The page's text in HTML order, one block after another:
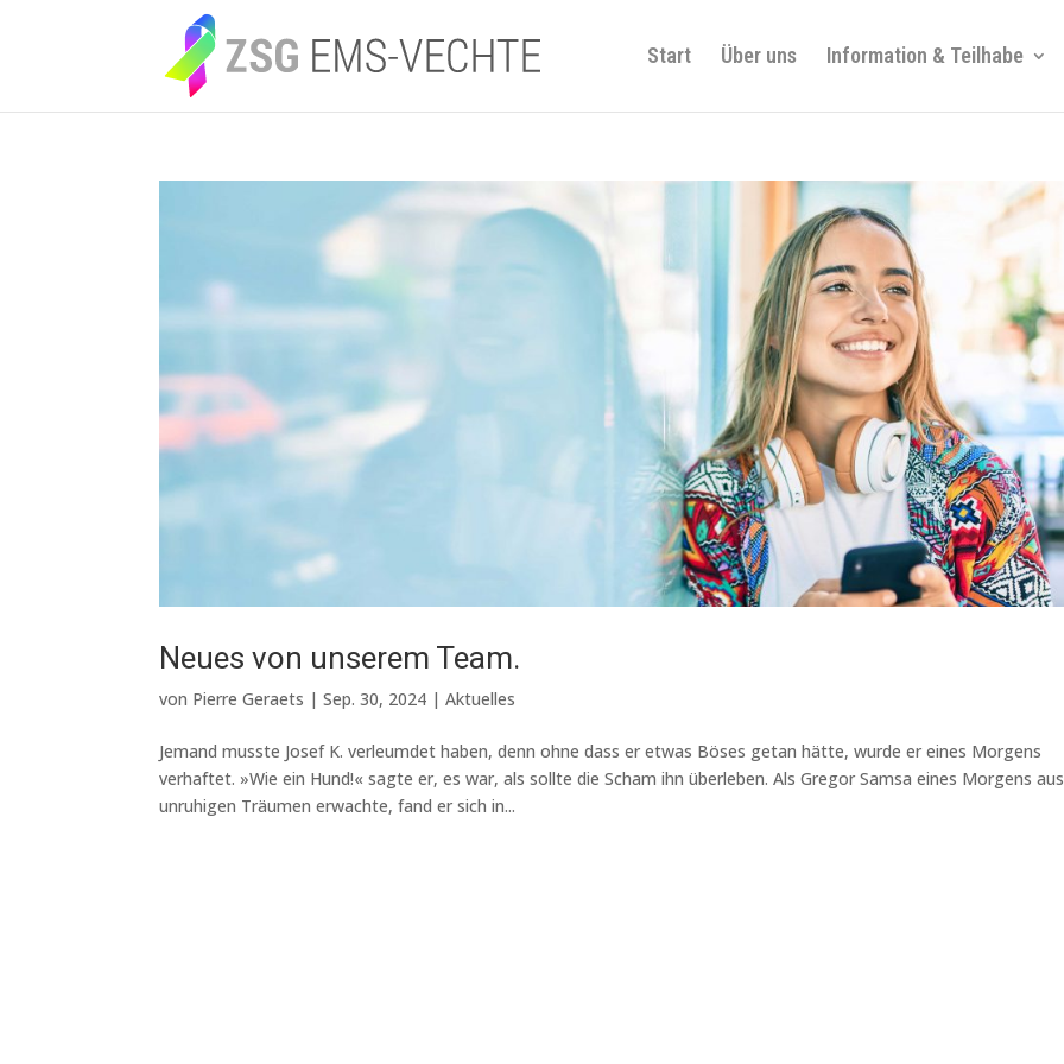
Start Über uns Information & Teilhabe
Neues von unserem Team.
von Pierre Geraets |Sep. 30, 2024 |Aktuelles
Jemand musste Josef K. verleumdet haben, denn ohne dass er etwas Böses getan hätte, wurde er eines Morgens
verhaftet. »Wie ein Hund!« sagte er, es war, als sollte die Scham ihn überleben. Als Gregor Samsa eines Morgens aus
unruhigen Träumen erwachte, fand er sich in...